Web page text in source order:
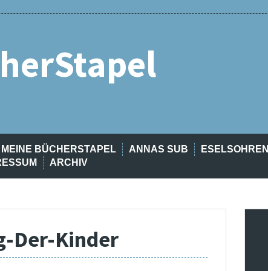
MEINE BÜCHERSTAPEL ANNAS SUB ESELSOHREN
ARCHIV
Der-Kinder